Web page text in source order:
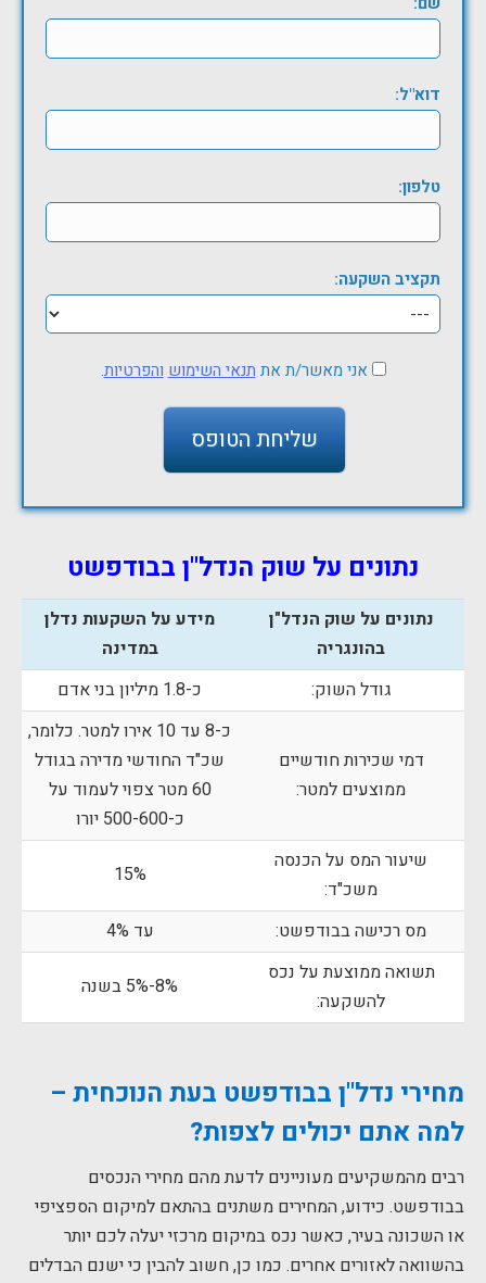
דוא"ל:
טלפון:
תקציב השקעה:
אני מאשר/ת את תנאי השימוש והפרטיות.
נתונים על שוק הנדל"ן בבודפשט
נתונים על שוק הנדל"ן
בהונגריה
מידע על השקעות נדלן
במדינה
גודל השוק:
כ-1.8 מיליון בני אדם
דמי שכירות חודשיים
ממוצעים למטר:
כ-8 עד 10 אירו למטר. כלומר,
שכ"ד החודשי מדירה בגודל
60 מטר צפוי לעמוד על
כ-500-600 יורו
שיעור המס על הכנסה
משכ"ד:
15%
מס רכישה בבודפשט:
עד 4%
תשואה ממוצעת על נכס
להשקעה:
8%-5% בשנה
מחירי נדל"ן בבודפשט בעת הנוכחית –
למה אתם יכולים לצפות?
רבים מהמשקיעים מעוניינים לדעת מהם מחירי הנכסים
בבודפשט. כידוע, המחירים משתנים בהתאם למיקום הספציפי
או השכונה בעיר, כאשר נכס במיקום מרכזי יעלה לכם יותר
בהשוואה לאזורים אחרים. כמו כן, חשוב להבין כי ישנם הבדלים